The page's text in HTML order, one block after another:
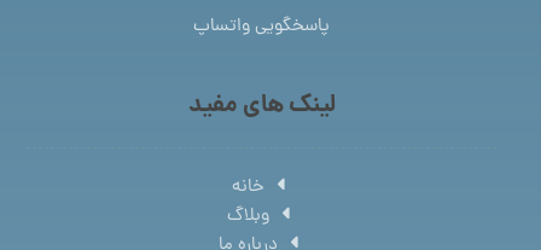
پاسخگویی واتساپ
لینک های مفید
خانه
وبلاگ